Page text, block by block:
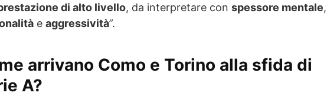
di alto livello, da interpretare con spessore mentale,
e aggressività”.
arrivano Como e Torino alla sfida di
A?